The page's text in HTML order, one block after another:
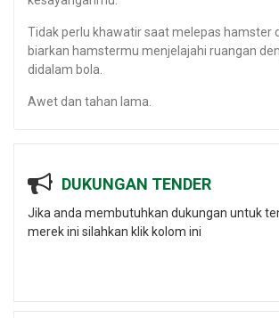
Tidak perlu khawatir saat melepas hamster
biarkan hamstermu menjelajahi ruangan
didalam bola.
Awet dan tahan lama.
DUKUNGAN TENDER
Jika anda membutuhkan dukungan untuk
merek ini silahkan klik kolom ini